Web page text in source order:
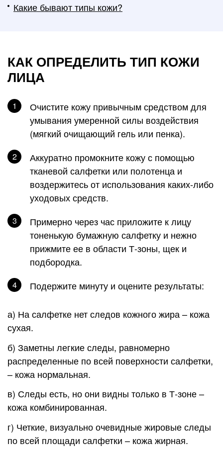
Какие бывают типы кожи?
КАК ОПРЕДЕЛИТЬ ТИП КОЖИ
ЛИЦА
Очистите кожу привычным средством для
умывания умеренной силы воздействия
(мягкий очищающий гель или пенка).
Аккуратно промокните кожу с помощью
тканевой салфетки или полотенца и
воздержитесь от использования каких-либо
уходовых средств.
Примерно через час приложите к лицу
тоненькую бумажную салфетку и нежно
прижмите ее в области Т-зоны, щек и
подбородка.
Подержите минуту и оцените результаты:
а) На салфетке нет следов кожного жира – кожа
сухая.
б) Заметны легкие следы, равномерно
распределенные по всей поверхности салфетки,
– кожа нормальная.
в) Следы есть, но они видны только в Т-зоне –
кожа комбинированная.
г) Четкие, визуально очевидные жировые следы
по всей площади салфетки – кожа жирная.